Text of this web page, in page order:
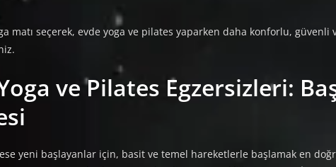
matı seçerek, evde yoga ve pilates yaparken daha konforlu,
ve Pilates Egzersizleri:
yeni başlayanlar için, basit ve temel hareketlerle başlamak en